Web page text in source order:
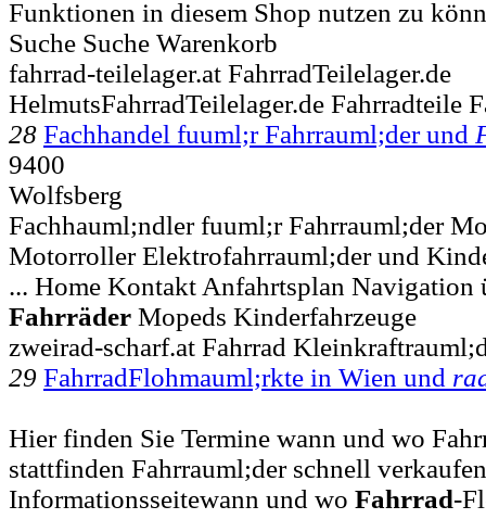
Funktionen in diesem Shop nutzen zu
Suche Suche Warenkorb
fahrrad-teilelager.at FahrradTeilelager.de
HelmutsFahrradTeilelager.de Fahrradteile
28 Fachhandel fuuml;r Fahrrauml;der und
9400
Wolfsberg
Fachhauml;ndler fuuml;r Fahrrauml;der
Motorroller Elektrofahrrauml;der und
... Home Kontakt Anfahrtsplan Navigation
Fahrräder Mopeds Kinderfahrzeuge
zweirad-scharf.at Fahrrad
29 FahrradFlohmauml;rkte in Wien und
Hier finden Sie Termine wann und wo
stattfinden Fahrrauml;der schnell
Informationsseitewann und wo Fahrrad-